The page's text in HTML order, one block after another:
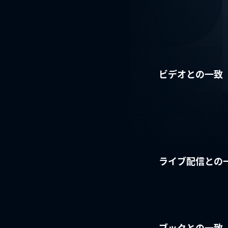
ビデオとの一致
ライブ配信との